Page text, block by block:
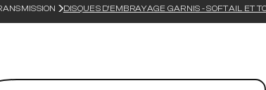
RECHANGE
FINALE
LIGNES D'ÉCHAPPEMENT COMPLÈTE
ÉLECTRICITÉ ET MESURE
BAGAGERIE
DISQUES D'EMBRAYAGE GARNIS - SOFTAIL ET